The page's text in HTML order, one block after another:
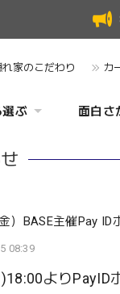
れ家のこだわり カ
ぶ 面白さ
）BASE主催Pay ID
08:39
よりPayID